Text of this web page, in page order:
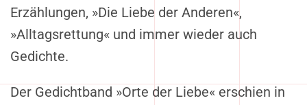
Erzählungen, »Die Liebe der Anderen«,
»Alltagsrettung« und immer wieder auch
Gedichte.
Der Gedichtband »Orte der Liebe« erschien in